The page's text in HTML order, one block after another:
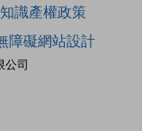
公司
識產權政策
障礙網站設計